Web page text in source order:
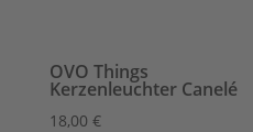
OVO Things
Kerzenleuchter Canelé
18,00 €